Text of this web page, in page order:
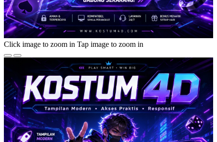
Click image to zoom in Tap image to zoom in